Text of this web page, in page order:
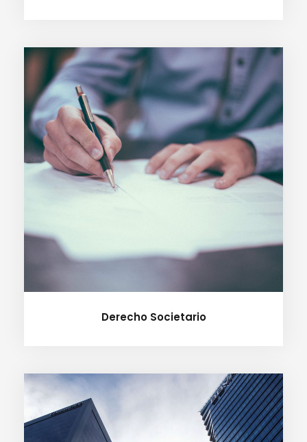
Derecho Societario